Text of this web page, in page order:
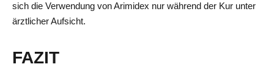
sich die Verwendung von Arimidex nur während der Kur unter
ärztlicher Aufsicht.
FAZIT